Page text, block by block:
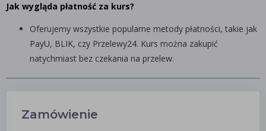
Jak wygląda płatność za kurs?
Oferujemy wszystkie popularne metody płatności, takie jak
PayU, BLIK, czy Przelewy24. Kurs można zakupić
natychmiast bez czekania na przelew.
Zamówienie